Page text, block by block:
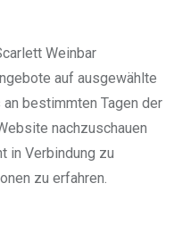
Weinbar
auf ausgewählte
bestimmten Tagen der
nachzuschauen
in Verbindung zu
zu erfahren.